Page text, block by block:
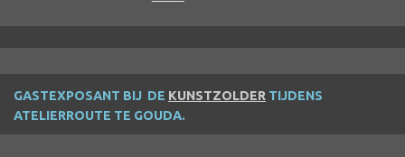
GASTEXPOSANT BIJ DE KUNSTZOLDER TIJDENS
ATELIERROUTE TE GOUDA.